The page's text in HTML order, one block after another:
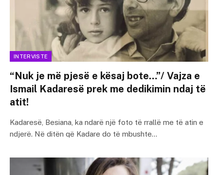
INTERVISTE
“Nuk je më pjesë e kësaj bote…”/ Vajza e
Ismail Kadaresë prek me dedikimin ndaj të
atit!
Kadaresë, Besiana, ka ndarë një foto të rrallë me të atin e
ndjerë. Në ditën që Kadare do të mbushte…